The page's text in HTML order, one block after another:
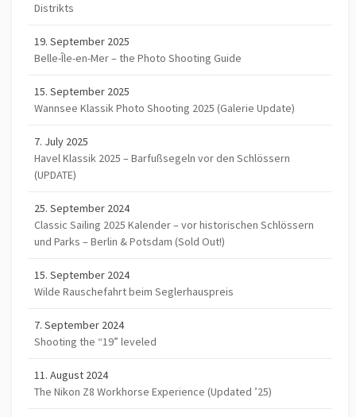
Distrikts
19. September 2025
Belle-Île-en-Mer – the Photo Shooting Guide
15. September 2025
Wannsee Klassik Photo Shooting 2025 (Galerie Update)
7. July 2025
Havel Klassik 2025 – Barfußsegeln vor den Schlössern
(UPDATE)
25. September 2024
Classic Sailing 2025 Kalender – vor historischen Schlössern
und Parks – Berlin & Potsdam (Sold Out!)
15. September 2024
Wilde Rauschefahrt beim Seglerhauspreis
7. September 2024
Shooting the “19” leveled
11. August 2024
The Nikon Z8 Workhorse Experience (Updated ’25)